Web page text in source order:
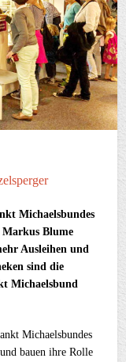
Michaelsbundes
Blume
Ausleihen und
sind die
Michaelsbund
Michaelsbundes
bauen ihre Rolle